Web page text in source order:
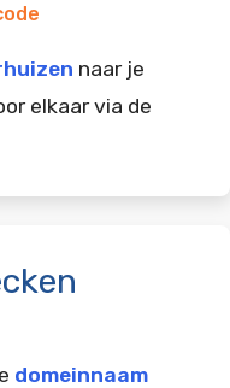
naar je
elkaar via de
domeinnaam